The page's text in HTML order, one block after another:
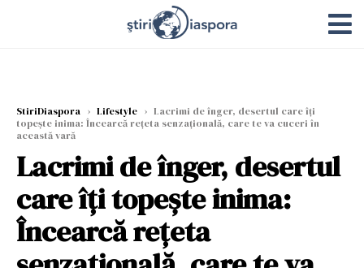
StiriDiaspora › Lifestyle › Lacrimi de înger, desertul care îți
topește inima: Încearcă rețeta senzațională, care te va cuceri în
această vară
Lacrimi de înger, desertul
care îți topește inima:
Încearcă rețeta